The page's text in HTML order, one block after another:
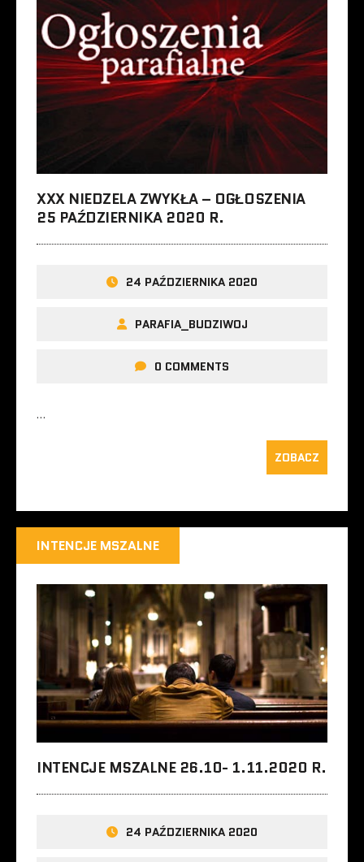
XXX NIEDZELA ZWYKŁA – OGŁOSZENIA
25 PAŹDZIERNIKA 2020 R.
24 PAŹDZIERNIKA 2020
PARAFIA_BUDZIWOJ
0 COMMENTS
…
ZOBACZ
INTENCJE MSZALNE
INTENCJE MSZALNE 26.10- 1.11.2020 R.
24 PAŹDZIERNIKA 2020